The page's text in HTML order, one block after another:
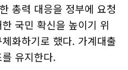
총력 대응을 정부에 요청
국민 확신을 높이기 위
화하기로 했다. 가계대출
유지한다.